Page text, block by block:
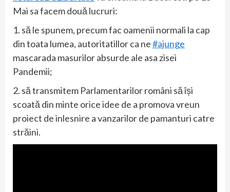
Mai sa facem două lucruri:
1. să le spunem, precum fac oamenii normali la cap
din toata lumea, autoritatillor ca ne#ajunge
mascarada masurilor absurde ale asa zisei
Pandemii;
2. să transmitem Parlamentarilor români să își
scoată din minte orice idee de a promova vreun
proiect de inlesnire a vanzarilor de pamanturi catre
străini.